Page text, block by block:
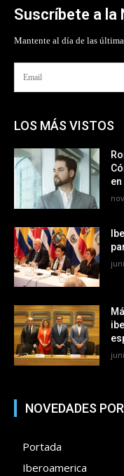
Suscríbete a la
Mantente al día de las
LOS MÁS VISTOS
NOVEDADES
Portada
Iberoamerica